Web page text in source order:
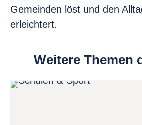
Gemeinden löst und den
erleichtert.
Weitere Themen